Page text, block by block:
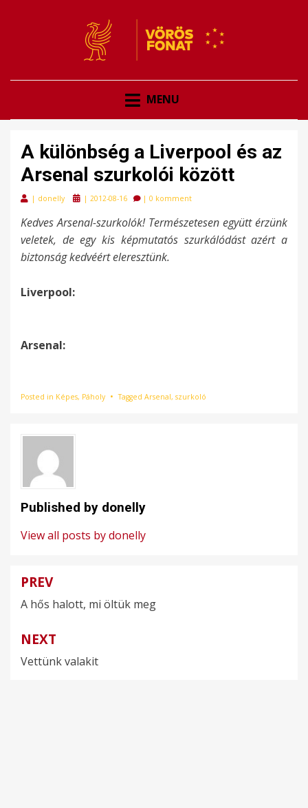
VÖRÖS FONAT
MENU
A különbség a Liverpool és az
Arsenal szurkolói között
| donelly
Posted
| 2012-08-16 | 0 komment
Kedves Arsenal-szurkolók! Természetesen együtt érzünk
veletek, de egy kis képmutatós szurkálódást azért a
biztonság kedvéért eleresztünk.
Liverpool:
Arsenal:
Posted in Képes, Páholy Tagged Arsenal, szurkoló
Published by donelly
View all posts by donelly
Bejegyzés
navigáció
PREV
A hős halott, mi öltük meg
NEXT
Vettünk valakit